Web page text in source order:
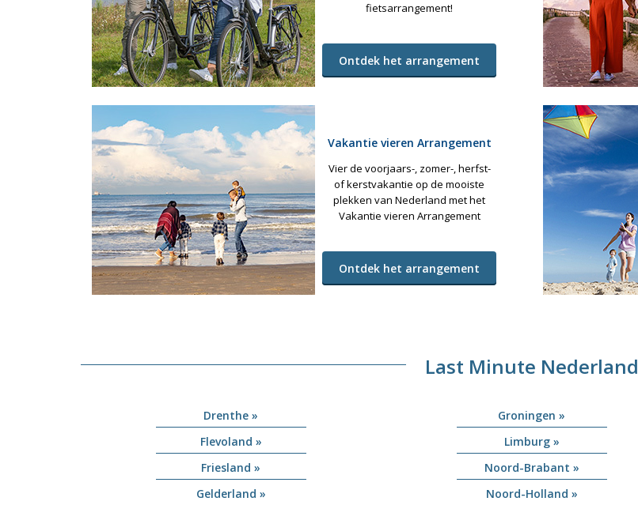
fietsarrangement!
Ontdek het arrangement
Vakantie vieren Arrangement
Vier de voorjaars-, zomer-, herfst-
of kerstvakantie op de mooiste
plekken van Nederland met het
Vakantie vieren Arrangement
Ontdek het arrangement
Last Minute Nederland
Drenthe »
Flevoland »
Friesland »
Gelderland »
Groningen »
Limburg »
Noord-Brabant »
Noord-Holland »